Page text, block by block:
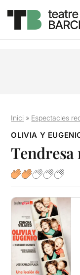
Inici » Espectacles
OLIVIA Y